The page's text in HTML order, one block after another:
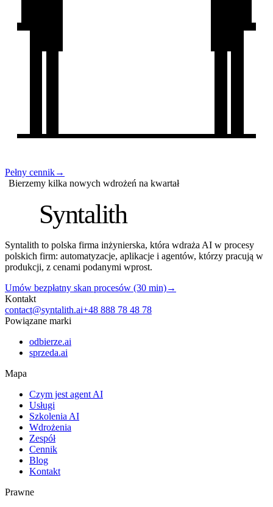
Pełny cennik→
Bierzemy kilka nowych wdrożeń na kwartał
Syntalith
Syntalith to polska firma inżynierska, która wdraża AI w procesy
polskich firm: automatyzacje, aplikacje i agentów, którzy pracują w
produkcji, z cenami podanymi wprost.
Umów bezpłatny skan procesów (30 min)→
Kontakt
contact@syntalith.ai+48 888 78 48 78
Powiązane marki
odbierze.ai
sprzeda.ai
Mapa
Czym jest agent AI
Usługi
Szkolenia AI
Wdrożenia
Zespół
Cennik
Blog
Kontakt
Prawne